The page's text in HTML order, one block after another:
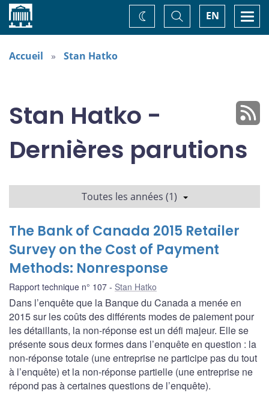
Accueil EN
Basculer
la
recherche
Changez
de
Accueil Stan Hatko
Stan Hatko -
Dernières parutions
Toutes les années (1)
The Bank of Canada 2015 Retailer
Survey on the Cost of Payment
Methods: Nonresponse
Rapport technique n° 107 Stan Hatko
Dans l’enquête que la Banque du Canada a menée en
2015 sur les coûts des différents modes de paiement pour
les détaillants, la non-réponse est un défi majeur. Elle se
présente sous deux formes dans l’enquête en question : la
non-réponse totale (une entreprise ne participe pas du tout
à l’enquête) et la non-réponse partielle (une entreprise ne
répond pas à certaines questions de l’enquête).